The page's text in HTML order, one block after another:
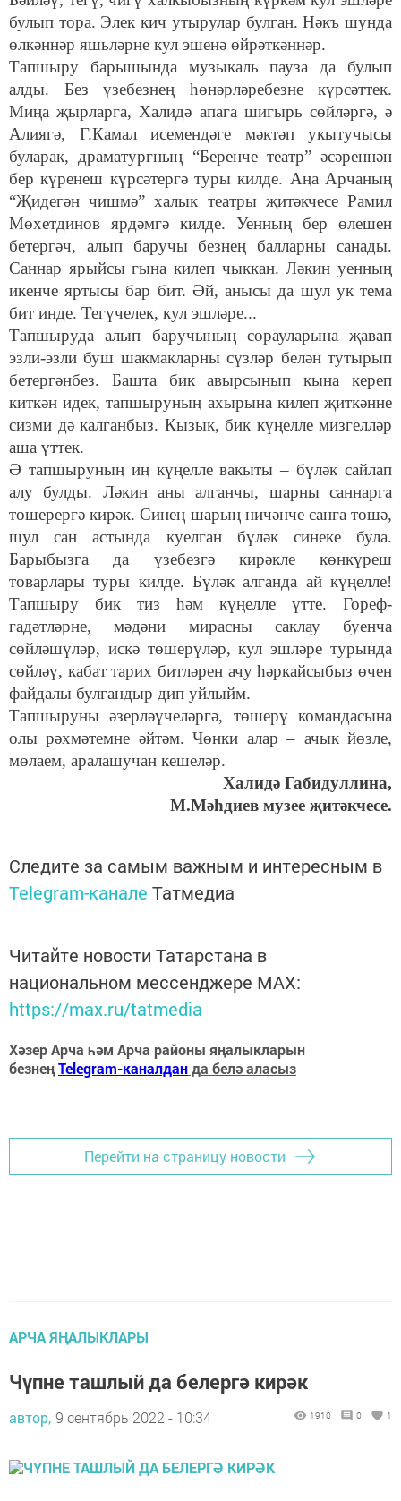
булып тора. Элек кич утырулар булган. Нәкъ шунда
өлкәннәр яшьләрне кул эшенә өйрәткәннәр.
Тапшыру барышында музыкаль пауза да булып
алды. Без үзебезнең һөнәрләребезне күрсәттек.
Миңа җырларга, Халидә апага шигырь сөйләргә, ә
Алиягә, Г.Камал исемендәге мәктәп укытучысы
буларак, драматургның “Беренче театр” әсәреннән
бер күренеш күрсәтергә туры килде. Аңа Арчаның
“Җидегән чишмә” халык театры җитәкчесе Рамил
Мөхетдинов ярдәмгә килде. Уенның бер өлешен
бетергәч, алып баручы безнең балларны санады.
Саннар ярыйсы гына килеп чыккан. Ләкин уенның
икенче яртысы бар бит. Әй, анысы да шул ук тема
бит инде. Тегүчелек, кул эшләре...
Тапшыруда алып баручының сорауларына җавап
эзли-эзли буш шакмакларны сүзләр белән тутырып
бетергәнбез. Башта бик авырсынып кына кереп
киткән идек, тапшыруның ахырына килеп җиткәнне
сизми дә калганбыз. Кызык, бик күңелле мизгелләр
аша үттек.
Ә тапшыруның иң күңелле вакыты – бүләк сайлап
алу булды. Ләкин аны алганчы, шарны саннарга
төшерергә кирәк. Синең шарың ничәнче санга төшә,
шул сан астында куелган бүләк синеке була.
Барыбызга да үзебезгә кирәкле көнкүреш
товарлары туры килде. Бүләк алганда ай күңелле!
Тапшыру бик тиз һәм күңелле үтте. Гореф-
гадәтләрне, мәдәни мирасны саклау буенча
сөйләшүләр, искә төшерүләр, кул эшләре турында
сөйләү, кабат тарих битләрен ачу һәркайсыбыз өчен
файдалы булгандыр дип уйлыйм.
Тапшыруны әзерләүчеләргә, төшерү командасына
олы рәхмәтемне әйтәм. Чөнки алар – ачык йөзле,
мөлаем, аралашучан кешеләр.
Халидә Габидуллина,
М.Мәһдиев музее җитәкчесе.
Следите за самым важным и интересным в
Telegram-канале Татмедиа
Читайте новости Татарстана в
национальном мессенджере MАХ:
https://max.ru/tatmedia
Хәзер Арча һәм Арча районы яңалыкларын
безнеңTelegram-каналданда белә аласыз
Перейти на страницу новости
АРЧА ЯҢАЛЫКЛАРЫ
Чүпне ташлый да белергә кирәк
автор, 9 сентябрь 2022 - 10:34 1910 0 1